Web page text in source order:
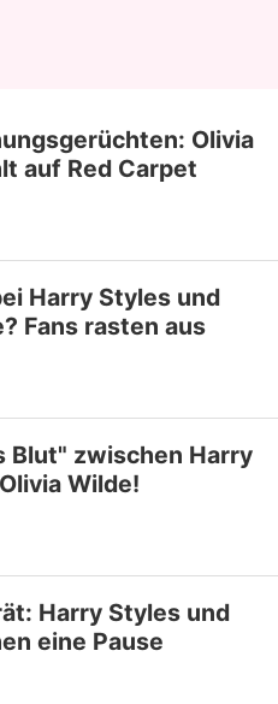
Olivia
auf Red Carpet
Harry Styles und
Fans rasten aus
Blut" zwischen Harry
Wilde!
Harry Styles und
eine Pause